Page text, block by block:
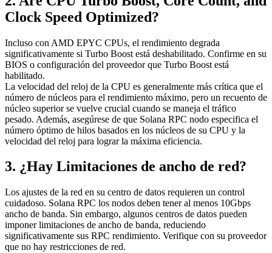
Clock Speed Optimized?
Incluso con AMD EPYC CPUs, el rendimiento degrada
significativamente si Turbo Boost está deshabilitado. Confirme en su
BIOS o configuración del proveedor que Turbo Boost está
habilitado.
La velocidad del reloj de la CPU es generalmente más crítica que el
número de núcleos para el rendimiento máximo, pero un recuento de
núcleo superior se vuelve crucial cuando se maneja el tráfico
pesado. Además, asegúrese de que Solana RPC nodo especifica el
número óptimo de hilos basados en los núcleos de su CPU y la
velocidad del reloj para lograr la máxima eficiencia.
3. ¿Hay Limitaciones de ancho de red?
Los ajustes de la red en su centro de datos requieren un control
cuidadoso. Solana RPC los nodos deben tener al menos 10Gbps
ancho de banda. Sin embargo, algunos centros de datos pueden
imponer limitaciones de ancho de banda, reduciendo
significativamente sus RPC rendimiento. Verifique con su proveedor
que no hay restricciones de red.